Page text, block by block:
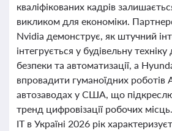
кваліфікованих кадрів
викликом для економіки.
Nvidia демонструє, як штучний
інтегрується у будівельну
безпеки та автоматизації, а
впровадити гуманоїдних роботів
автозаводах у США, що
тренд цифровізації робочих
IT в Україні 2026 рік